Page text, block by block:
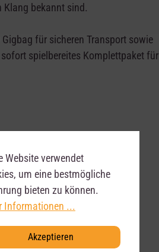
Klang bekannt sind.
für sicheren Transport sowie
spielbereites Komplettpaket für
Website verwendet
um eine bestmögliche
bieten zu können.
Informationen ...
Akzeptieren